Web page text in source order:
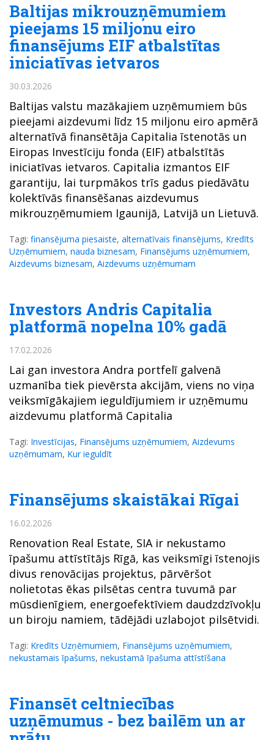
Baltijas mikrouzņēmumiem
pieejams 15 miljonu eiro
finansējums EIF atbalstītas
iniciatīvas ietvaros
30.03.2026
Baltijas valstu mazākajiem uzņēmumiem būs
pieejami aizdevumi līdz 15 miljonu eiro apmērā
alternatīvā finansētāja Capitalia īstenotās un
Eiropas Investīciju fonda (EIF) atbalstītās
iniciatīvas ietvaros. Capitalia izmantos EIF
garantiju, lai turpmākos trīs gadus piedāvātu
kolektīvās finansēšanas aizdevumus
mikrouzņēmumiem Igaunijā, Latvijā un Lietuvā.
Tagi: finansējuma piesaiste, alternatīvais finansējums, Kredīts
Uzņēmumiem, nauda biznesam, Finansējums uzņēmumiem,
Aizdevums biznesam, Aizdevums uzņēmumam
Investors Andris Capitalia
platformā nopelna 10% gadā
17.02.2026
Lai gan investora Andra portfelī galvenā
uzmanība tiek pievērsta akcijām, viens no viņa
veiksmīgākajiem ieguldījumiem ir uzņēmumu
aizdevumu platformā Capitalia
Tagi: Investīcijas, Finansējums uzņēmumiem, Aizdevums
uzņēmumam, Kur ieguldīt
Finansējums skaistākai Rīgai
16.02.2026
Renovation Real Estate, SIA ir nekustamo
īpašumu attīstītājs Rīgā, kas veiksmīgi īstenojis
divus renovācijas projektus, pārvēršot
nolietotas ēkas pilsētas centra tuvumā par
mūsdienīgiem, energoefektīviem daudzdzīvokļu
un biroju namiem, tādējādi uzlabojot pilsētvidi.​
Tagi: Kredīts Uzņēmumiem, Finansējums uzņēmumiem,
nekustamais īpašums, nekustamā īpašuma attīstīšana
Finansēt celtniecības
uzņēmumus - bez bailēm un ar